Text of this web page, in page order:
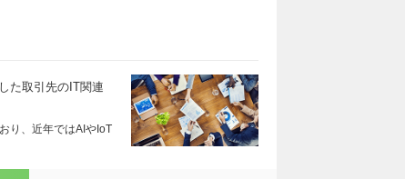
た取引先のIT関連
り、近年ではAIやIoT